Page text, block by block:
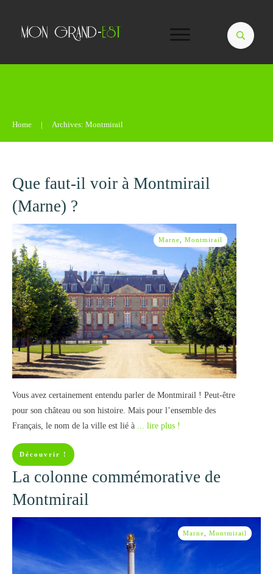
Home | Archives: Montmirail
Que faut-il voir à Montmirail
(Marne) ?
Marne Montmirail
Vous avez certainement entendu parler de Montmirail ! Peut-être
pour son château ou son histoire. Mais pour l’ensemble des
Français, le nom de la ville est lié à ... lire plus !
Découvrir !
La colonne commémorative de
Montmirail
Marne Montmirail